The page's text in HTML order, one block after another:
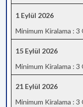
1 Eylül 2026
Minimum Kiralama : 3
15 Eylül 2026
Minimum Kiralama : 3
21 Eylül 2026
Minimum Kiralama : 3